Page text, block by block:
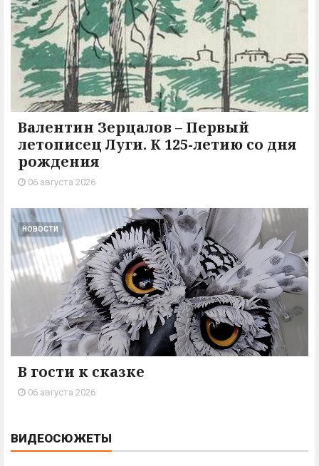
Валентин Зерцалов – Первый
летописец Луги. К 125-летию со дня
рождения
06 августа 2026
НОВОСТИ
В гости к сказке
06 августа 2026
ВИДЕОСЮЖЕТЫ